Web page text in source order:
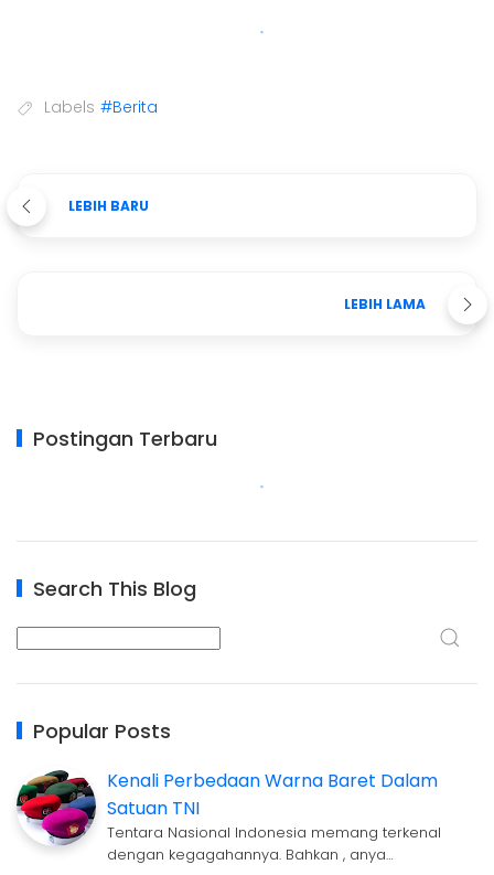
Labels #Berita
LEBIH BARU
LEBIH LAMA
Postingan Terbaru
Search This Blog
Popular Posts
Kenali Perbedaan Warna Baret Dalam
Satuan TNI
Tentara Nasional Indonesia memang terkenal
dengan kegagahannya. Bahkan , anya…